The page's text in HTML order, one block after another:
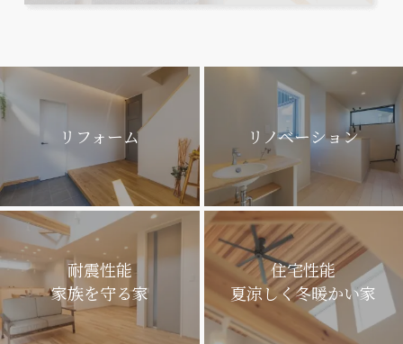
リフォーム リノベーション
耐震性能
家族を守る家
住宅性能
夏涼しく冬暖かい家